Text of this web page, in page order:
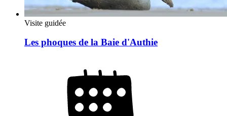
Visite guidée
Les phoques de la Baie d'Authie